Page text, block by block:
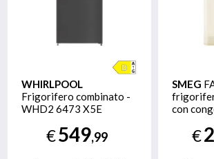
WHIRLPOOL
Frigorifero combinato -
WHD2 6473 X5E
€549,99
SMEG
con
€